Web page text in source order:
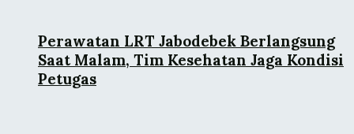
Perawatan LRT Jabodebek Berlangsung
Saat Malam, Tim Kesehatan Jaga Kondisi
Petugas